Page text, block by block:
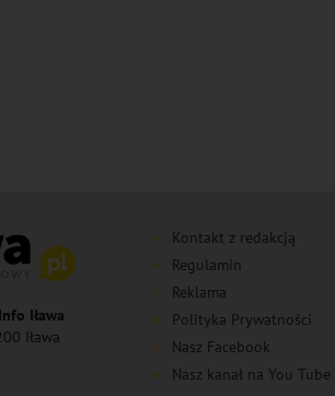
Iława
Iława
Kontakt z redakcją
Regulamin
Reklama
Polityka Prywatności
Nasz Facebook
Nasz kanał na You Tube